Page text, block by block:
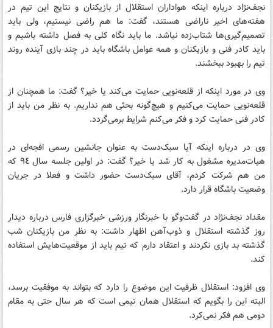
نجف‌نژاد درباره اینکه هواداران استقلال از بازیکنان و نتایج این تیم در
هفته‌های اخیر ناراضی هستند، گفت: ما هم راضی نیستیم، ولی باید
تصمیم‌گیری‌ها شتاب‌زده نباشد. ما باید نگاه کلی به فصل داشته باشیم و
باید کادر فنی و بازیکنان و همه عوامل باشگاه باید در چند بازی آینده روند
تیم را بهبود ببخشند.
وی در مورد اینکه از قلعه‌نویی حمایت می‌کند یا خیر؟ گفت: ما همچنان از
قلعه‌نویی حمایت می‌کنیم و هیچ‌گونه بحثی هم نداریم. به نظر من باید از
کادر فنی حمایت کرد و فکر می‌کنم شرایط برمی‌گردد.
وی در درباره اینکه آیا سبک‌دست به عنوان جانشین رسمی افجه‌ای در
هیات‌مدیره مشغول به کار شد یا خیر؟ گفت: در اولین جلسه سال ٩٤ که
من هم شرکت کردم، آقای سبک‌دست حضور داشت و فعلا در جریان
وضعیت باشگاه قرار دارد.
مقداد نجف‌نژاد در گفت‌وگو با خبرنگار ورزشی خبرگزاری فارس درباره دیدار
روز گذشته استقلال و ذوب‌آهن اظهار داشت: به نظر من بازیکنان شب
گذشته بد بازی نکردند و اعتقاد دارم که تیم باید از موقعیت‌هایش استفاده
کند.
وی افزود: استقلال ظرفیت این موضوع را دارد که بتواند به موفقیت برسد،
البته این را بگویم که استقلال همان تیمی است که هر سال حتی به مقام
دومی هم فکر نمی‌کرد.